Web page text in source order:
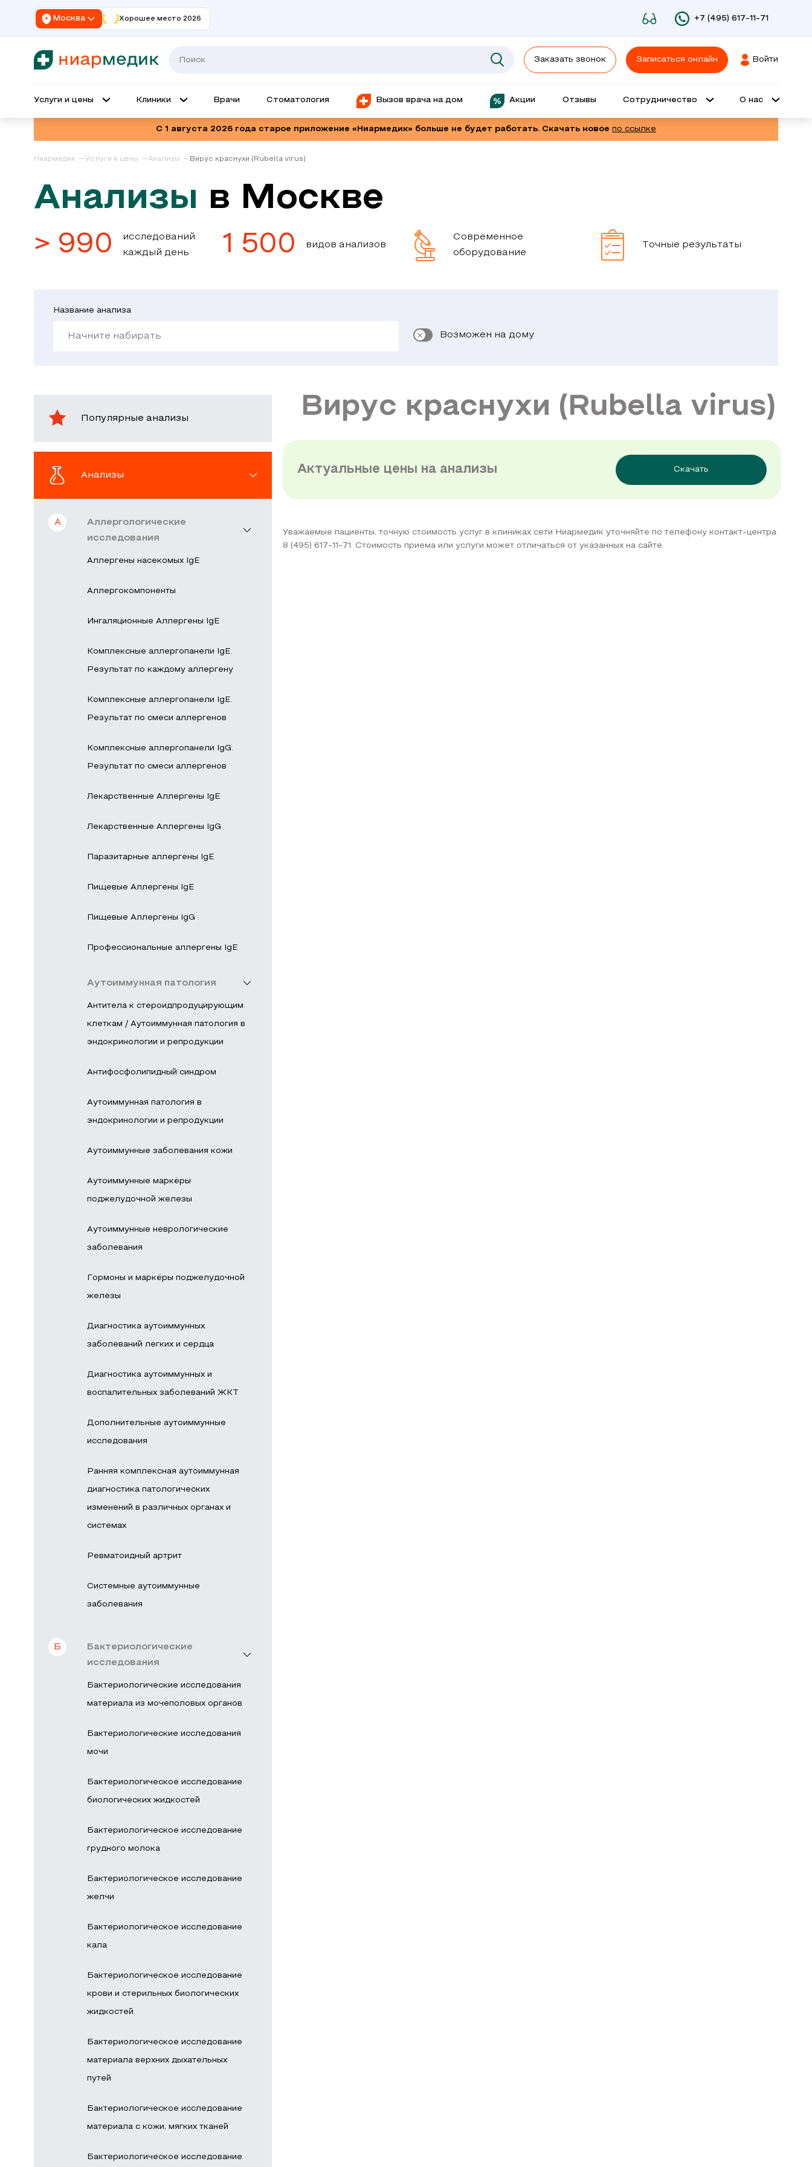
Москва Хорошее место 2026 +7 (495) 617-11-71
Заказать звонок Записаться онлайн Войти
Услуги и цены Клиники Врачи Стоматология Вызов врача на дом Акции Отзывы Сотрудничество О нас
С 1 августа 2026 года старое приложение «Ниармедик» больше не будет работать. Скачать новое по ссылке
Ниармедик Услуги и цены Анализы Вирус краснухи (Rubella virus)
Анализы в Москве
> 990
исследований
каждый день
1 500 видов анализов
Современное
оборудование
Точные результаты
Название анализа
Возможен на дому
Популярные анализы
Анализы
А
Аллергологические
исследования
Аллергены насекомых IgE
Аллергокомпоненты
Ингаляционные Аллергены IgE
Комплексные аллергопанели IgE.
Результат по каждому аллергену
Комплексные аллергопанели IgE.
Результат по смеси аллергенов
Комплексные аллергопанели IgG.
Результат по смеси аллергенов
Лекарственные Аллергены IgE
Лекарственные Аллергены IgG
Паразитарные аллергены IgE
Пищевые Аллергены IgE
Пищевые Аллергены IgG
Профессиональные аллергены IgE
Аутоиммунная патология
Антитела к стероидпродуцирующим
клеткам / Аутоиммунная патология в
эндокринологии и репродукции
Антифосфолипидный синдром
Аутоиммунная патология в
эндокринологии и репродукции
Аутоиммунные заболевания кожи
Аутоиммунные маркёры
поджелудочной железы
Аутоиммунные неврологические
заболевания
Гормоны и маркёры поджелудочной
железы
Диагностика аутоиммунных
заболеваний легких и сердца
Диагностика аутоиммунных и
воспалительных заболеваний ЖКТ
Дополнительные аутоиммунные
исследования
Ранняя комплексная аутоиммунная
диагностика патологических
изменений в различных органах и
системах
Ревматоидный артрит
Системные аутоиммунные
заболевания
Б
Бактериологические
исследования
Бактериологические исследования
материала из мочеполовых органов
Бактериологические исследования
мочи
Бактериологическое исследование
биологических жидкостей
Бактериологическое исследование
грудного молока
Бактериологическое исследование
желчи
Бактериологическое исследование
кала
Бактериологическое исследование
крови и стерильных биологических
жидкостей
Бактериологическое исследование
материала верхних дыхательных
путей
Бактериологическое исследование
материала с кожи, мягких тканей
Бактериологическое исследование
Вирус краснухи (Rubella virus)
Актуальные цены на анализы Скачать
Уважаемые пациенты, точную стоимость услуг в клиниках сети Ниармедик уточняйте по телефону контакт-центра
8 (495) 617-11-71. Стоимость приема или услуги может отличаться от указанных на сайте.